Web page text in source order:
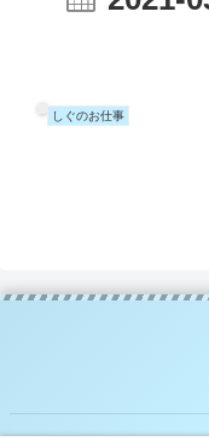
しぐのお仕事